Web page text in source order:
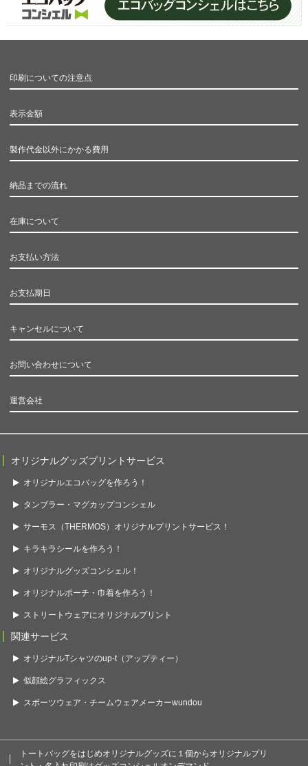
印刷についての注意点
表示金額
製作代金以外にかかる費用
納品までの流れ
在庫について
お支払い方法
お支払期日
キャンセルについて
お問い合わせについて
運営会社
オリジナルグッズプリントサービス
オリジナルエコバッグを作ろう！
タンブラー・マグカップコンシェル
サーモス（THERMOS）オリジナルプリントサービス！
キラキラシールを作ろう！
オリジナルグッズコンシェル！
オリジナルポーチ・巾着を作ろう！
ストリートウェアにオリジナルプリント
関連サービス
オリジナルTシャツのup-t（アップティー）
似顔絵グラフィックス
スポーツウェア・チームウェアメーカーwundou
トートバッグをはじめオリジナルグッズに１個からオリジナルプリ